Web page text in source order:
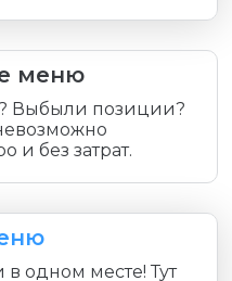
меню
Выбыли позиции?
и без затрат.
одном месте! Тут